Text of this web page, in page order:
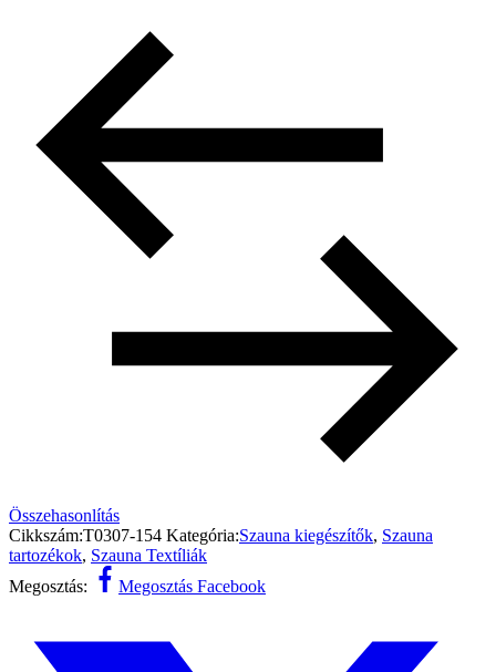
Összehasonlítás
Cikkszám:T0307-154 Kategória:Szauna kiegészítők, Szauna
tartozékok, Szauna Textíliák
Megosztás:
Megosztás Facebook